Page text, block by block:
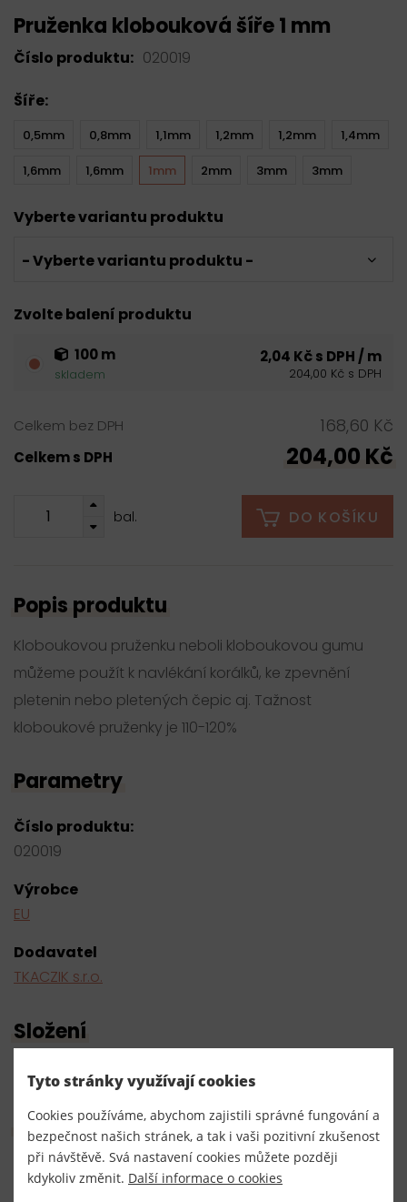
Pruženka klobouková šíře 1 mm
Číslo produktu: 020019
Šíře:
0,5mm 0,8mm 1,1mm 1,2mm 1,2mm 1,4mm
1,6mm 1,6mm 1mm 2mm 3mm 3mm
Vyberte variantu produktu
- Vyberte variantu produktu -
Zvolte balení produktu
100 m
skladem
2,04 Kč s DPH / m
204,00 Kč s DPH
Celkem bez DPH 168,60 Kč
Celkem s DPH 204,00 Kč
bal. DO KOŠÍKU
Popis produktu
Kloboukovou pruženku neboli kloboukovou gumu
můžeme použít k navlékání korálků, ke zpevnění
pletenin nebo pletených čepic aj. Tažnost
kloboukové pruženky je 110-120%
Parametry
Číslo produktu:
020019
Výrobce
EU
Dodavatel
TKACZIK s.r.o.
Složení
65% polyester 35% latex.nit
Hromadný nákup
bílá
Tyto stránky využívají cookies
Cookies používáme, abychom zajistili správné fungování a
bezpečnost našich stránek, a tak i vaši pozitivní zkušenost
při návštěvě. Svá nastavení cookies můžete později
kdykoliv změnit. Další informace o cookies